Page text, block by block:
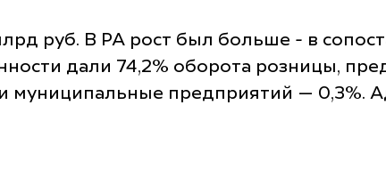
руб. В РА рост был больше - в
дали 74,2% оборота розницы,
муниципальные предприятий — 0,3%.